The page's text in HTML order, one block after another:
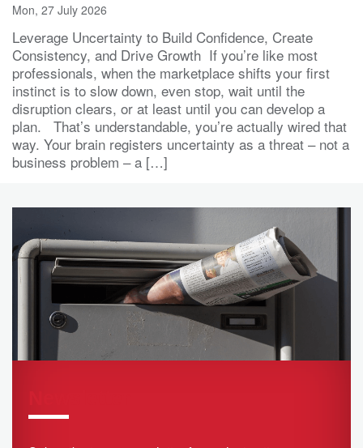
Mon, 27 July 2026
Leverage Uncertainty to Build Confidence, Create
Consistency, and Drive Growth If you’re like most
professionals, when the marketplace shifts your first
instinct is to slow down, even stop, wait until the
disruption clears, or at least until you can develop a
plan. That’s understandable, you’re actually wired that
way. Your brain registers uncertainty as a threat – not a
business problem – a […]